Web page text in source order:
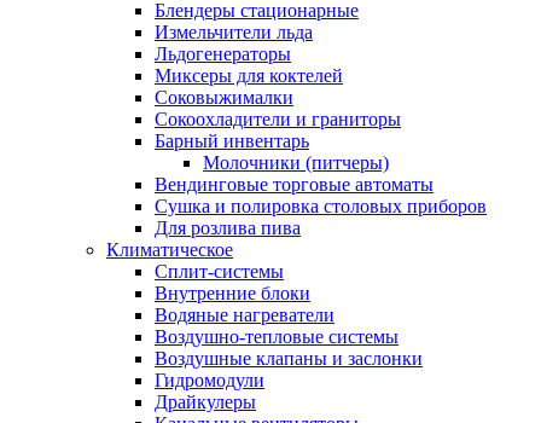
Блендеры стационарные
Измельчители льда
Льдогенераторы
Миксеры для коктелей
Соковыжималки
Сокоохладители и граниторы
Барный инвентарь
Молочники (питчеры)
Вендинговые торговые автоматы
Сушка и полировка столовых приборов
Для розлива пива
Климатическое
Сплит-системы
Внутренние блоки
Водяные нагреватели
Воздушно-тепловые системы
Воздушные клапаны и заслонки
Гидромодули
Драйкулеры